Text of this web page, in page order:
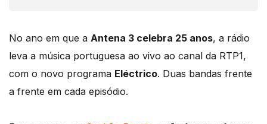
No ano em que a Antena 3 celebra 25 anos, a rádio
leva a música portuguesa ao vivo ao canal da RTP1,
com o novo programa Eléctrico. Duas bandas frente
a frente em cada episódio.